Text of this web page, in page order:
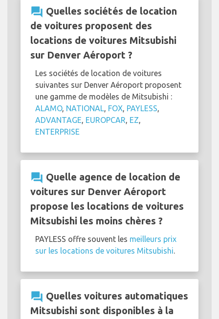
question_answer Quelles sociétés de location
de voitures proposent des
locations de voitures Mitsubishi
sur Denver Aéroport ?
Les sociétés de location de voitures
suivantes sur Denver Aéroport proposent
une gamme de modèles de Mitsubishi :
ALAMO, NATIONAL, FOX, PAYLESS,
ADVANTAGE, EUROPCAR, EZ,
ENTERPRISE
question_answer Quelle agence de location de
voitures sur Denver Aéroport
propose les locations de voitures
Mitsubishi les moins chères ?
PAYLESS offre souvent les meilleurs prix
sur les locations de voitures Mitsubishi.
question_answer Quelles voitures automatiques
Mitsubishi sont disponibles à la